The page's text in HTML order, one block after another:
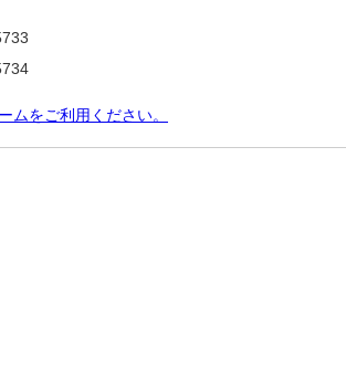
ムをご利用ください。